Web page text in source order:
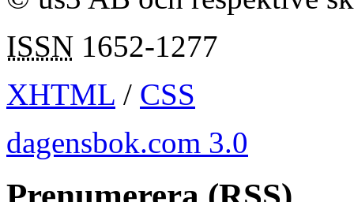
ISSN 1652-1277
XHTML / CSS
dagensbok.com 3.0